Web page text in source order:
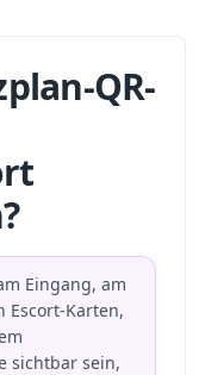
QR-
Eingang, am
Escort-Karten,
sichtbar sein,